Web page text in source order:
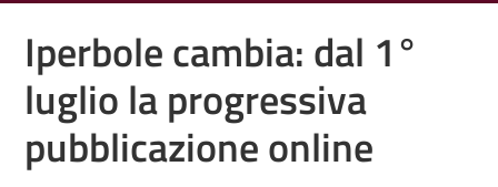
Iperbole cambia: dal 1°
luglio la progressiva
pubblicazione online